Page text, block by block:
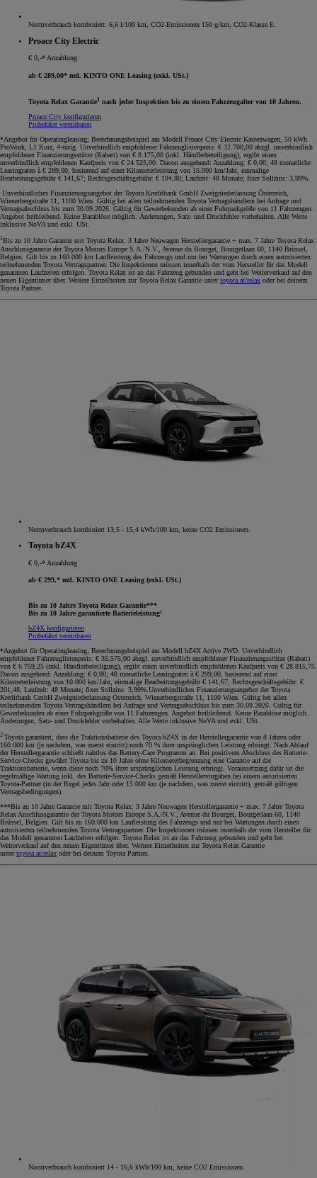
Normverbrauch kombiniert: 6,6 l/100 km, CO2-Emissionen 150 g/km, CO2-Klasse E.
Proace City Electric
€ 0,-* Anzahlung
ab € 289,00* mtl. KINTO ONE Leasing (exkl. USt.)
Toyota Relax Garantie1 nach jeder Inspektion bis zu einem Fahrzeugalter von 10 Jahren.
Proace City konfigurieren
Probefahrt vereinbaren
*Angebot für Operatingleasing; Berechnungsbeispiel am Modell Proace City Electric Kastenwagen, 50 kWh
ProWork, L1 Kurz, 4-türig. Unverbindlich empfohlener Fahrzeuglistenpreis: € 32.700,00 abzgl. unverbindlich
empfohlener Finanzierungsstütze (Rabatt) von € 8.175,00 (inkl. Händlerbeteiligung), ergibt einen
unverbindlich empfohlenen Kaufpreis von € 24.525,00. Davon ausgehend: Anzahlung: € 0,00; 48 monatliche
Leasingraten à € 289,00, basierend auf einer Kilometerleistung von 15.000 km/Jahr, einmalige
Bearbeitungsgebühr € 141,67; Rechtsgeschäftsgebühr: € 194,80; Laufzeit: 48 Monate; fixer Sollzins: 3,99%.
Unverbindliches Finanzierungsangebot der Toyota Kreditbank GmbH Zweigniederlassung Österreich,
Wienerbergstraße 11, 1100 Wien. Gültig bei allen teilnehmenden Toyota Vertragshändlern bei Anfrage und
Vertragsabschluss bis zum 30.09.2026. Gültig für Gewerbekunden ab einer Fuhrparkgröße von 11 Fahrzeugen.
Angebot freibleibend. Keine Barablöse möglich. Änderungen, Satz- und Druckfehler vorbehalten. Alle Werte
inklusive NoVA und exkl. USt.
1Bis zu 10 Jahre Garantie mit Toyota Relax: 3 Jahre Neuwagen Herstellergarantie + max. 7 Jahre Toyota Relax
Anschlussgarantie der Toyota Motors Europe S.A./N.V., Avenue du Bourget, Bourgetlaan 60, 1140 Brüssel,
Belgien. Gilt bis zu 160.000 km Laufleistung des Fahrzeugs und nur bei Wartungen durch einen autorisierten
teilnehmenden Toyota Vertragspartner. Die Inspektionen müssen innerhalb der vom Hersteller für das Modell
genannten Laufzeiten erfolgen. Toyota Relax ist an das Fahrzeug gebunden und geht bei Weiterverkauf auf den
neuen Eigentümer über. Weitere Einzelheiten zur Toyota Relax Garantie untertoyota.at/relax oder bei deinem
Toyota Partner.
Normverbrauch kombiniert 13,5 - 15,4 kWh/100 km, keine CO2 Emissionen.
Toyota bZ4X
€ 0,-* Anzahlung
ab € 299,* mtl. KINTO ONE Leasing (exkl. USt.)
Bis zu 10 Jahre Toyota Relax Garantie***
Bis zu 10 Jahre garantierte Batterieleistung²
bZ4X konfigurieren
Probefahrt vereinbaren
*Angebot für Operatingleasing; Berechnungsbeispiel am Modell bZ4X Active 2WD. Unverbindlich
empfohlener Fahrzeuglistenpreis: € 35.575,00 abzgl. unverbindlich empfohlener Finanzierungsstütze (Rabatt)
von € 6.759,25 (inkl. Händlerbeteiligung), ergibt einen unverbindlich empfohlenen Kaufpreis von € 28.815,75.
Davon ausgehend: Anzahlung: € 0,00; 48 monatliche Leasingraten à € 299,00, basierend auf einer
Kilometerleistung von 10.000 km/Jahr, einmalige Bearbeitungsgebühr € 141,67; Rechtsgeschäftsgebühr: €
201,48; Laufzeit: 48 Monate; fixer Sollzins: 3,99%.Unverbindliches Finanzierungsangebot der Toyota
Kreditbank GmbH Zweigniederlassung Österreich, Wienerbergstraße 11, 1100 Wien. Gültig bei allen
teilnehmenden Toyota Vertragshändlern bei Anfrage und Vertragsabschluss bis zum 30.09.2026. Gültig für
Gewerbekunden ab einer Fuhrparkgröße von 11 Fahrzeugen. Angebot freibleibend. Keine Barablöse möglich.
Änderungen, Satz- und Druckfehler vorbehalten. Alle Werte inklusive NoVA und exkl. USt.
2 Toyota garantiert, dass die Traktionsbatterie des Toyota bZ4X in der Herstellergarantie von 8 Jahren oder
160.000 km (je nachdem, was zuerst eintritt) noch 70 % ihrer ursprünglichen Leistung erbringt. Nach Ablauf
der Herstellergarantie schließt nahtlos das Battery-Care Programm an. Bei positivem Abschluss des Batterie-
Service-Checks gewährt Toyota bis zu 10 Jahre ohne Kilometerbegrenzung eine Garantie auf die
Traktionsbatterie, wenn diese noch 70% ihrer ursprünglichen Leistung erbringt. Voraussetzung dafür ist die
regelmäßige Wartung inkl. des Batterie-Service-Checks gemäß Herstellervorgaben bei einem autorisierten
Toyota-Partner (in der Regel jedes Jahr oder 15.000 km (je nachdem, was zuerst eintritt), gemäß gültigen
Vertragsbedingungen).
***Bis zu 10 Jahre Garantie mit Toyota Relax: 3 Jahre Neuwagen Herstellergarantie + max. 7 Jahre Toyota
Relax Anschlussgarantie der Toyota Motors Europe S.A./N.V., Avenue du Bourget, Bourgetlaan 60, 1140
Brüssel, Belgien. Gilt bis zu 160.000 km Laufleistung des Fahrzeugs und nur bei Wartungen durch einen
autorisierten teilnehmenden Toyota Vertragspartner. Die Inspektionen müssen innerhalb der vom Hersteller für
das Modell genannten Laufzeiten erfolgen. Toyota Relax ist an das Fahrzeug gebunden und geht bei
Weiterverkauf auf den neuen Eigentümer über. Weitere Einzelheiten zur Toyota Relax Garantie
untertoyota.at/relax oder bei deinem Toyota Partner.
Normverbrauch kombiniert 14 - 16,6 kWh/100 km, keine CO2 Emissionen.